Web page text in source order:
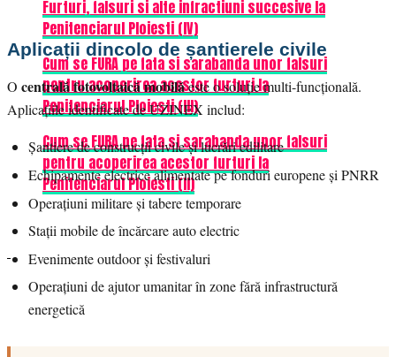
Furturi, falsuri si alte infractiuni succesive la
Penitenciarul Ploiesti (IV)
Cum se FURA pe fata si sarabanda unor falsuri
pentru acoperirea acestor furturi la
Penitenciarul Ploiesti (III)
Cum se FURA pe fata si sarabanda unor falsuri
pentru acoperirea acestor furturi la
Penitenciarul Ploiesti (II)
Aplicații dincolo de șantierele civile
O centrală fotovoltaică mobilăeste o soluție multi-funcțională.
Aplicațiile identificate de UZINEX includ:
Șantiere de construcții civile și lucrări edilitare
Echipamente electrice alimentate pe fonduri europene și PNRR
Operațiuni militare și tabere temporare
Stații mobile de încărcare auto electric
Evenimente outdoor și festivaluri
Operațiuni de ajutor umanitar în zone fără infrastructură
energetică